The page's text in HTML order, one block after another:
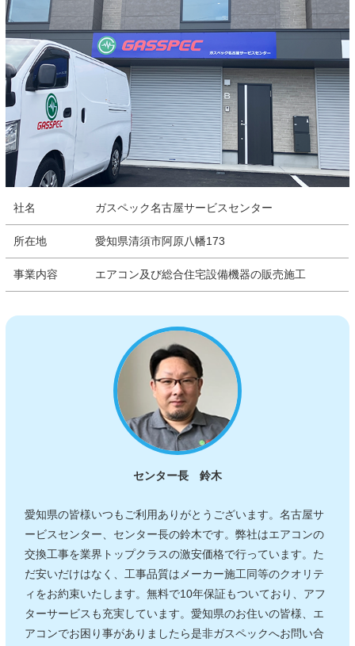
社名 ガスペック名古屋サービスセンター
所在地 愛知県清須市阿原八幡173
事業内容 エアコン及び総合住宅設備機器の販売施工
センター長 鈴木
愛知県の皆様いつもご利用ありがとうございます。名古屋サ
ービスセンター、センター長の鈴木です。弊社はエアコンの
交換工事を業界トップクラスの激安価格で行っています。た
だ安いだけはなく、工事品質はメーカー施工同等のクオリテ
ィをお約束いたします。無料で10年保証もついており、アフ
ターサービスも充実しています。愛知県のお住いの皆様、エ
アコンでお困り事がありましたら是非ガスペックへお問い合